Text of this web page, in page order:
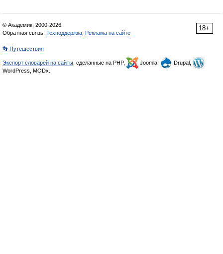
18+
© Академик, 2000-2026
Обратная связь: Техподдержка Реклама на сайте
👣 Путешествия
Экспорт словарей на сайты , сделанные на PHP, Joomla,
Drupal,
WordPress, MODx.